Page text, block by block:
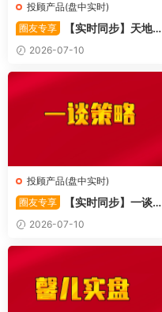
投顾产品(盘中实时)
圈友专享
【实时同步】天地同
力 2026-07-10
投顾产品(盘中实时)
圈友专享
【实时同步】一谈策
略 2026-07-10